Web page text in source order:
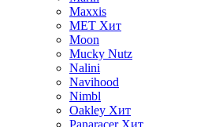
Maxxis
MET Хит
Moon
Mucky Nutz
Nalini
Navihood
Nimbl
Oakley Хит
Panaracer Хит